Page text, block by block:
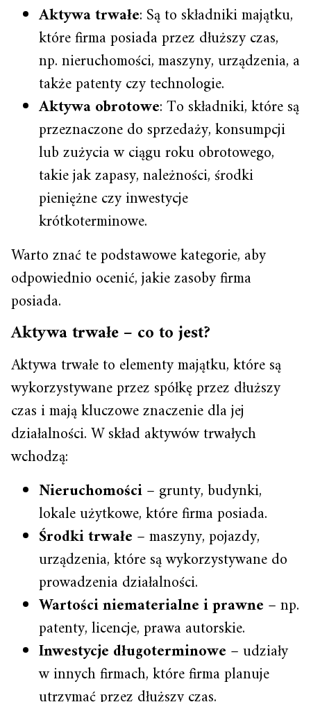
Aktywa trwałe: Są to składniki majątku,
które firma posiada przez dłuższy czas,
np. nieruchomości, maszyny, urządzenia, a
także patenty czy technologie.
Aktywa obrotowe: To składniki, które są
przeznaczone do sprzedaży, konsumpcji
lub zużycia w ciągu roku obrotowego,
takie jak zapasy, należności, środki
pieniężne czy inwestycje
krótkoterminowe.
Warto znać te podstawowe kategorie, aby
odpowiednio ocenić, jakie zasoby firma
posiada.
Aktywa trwałe – co to jest?
Aktywa trwałe to elementy majątku, które są
wykorzystywane przez spółkę przez dłuższy
czas i mają kluczowe znaczenie dla jej
działalności. W skład aktywów trwałych
wchodzą:
Nieruchomości– grunty, budynki,
lokale użytkowe, które firma posiada.
Środki trwałe – maszyny, pojazdy,
urządzenia, które są wykorzystywane do
prowadzenia działalności.
Wartości niematerialne i prawne – np.
patenty, licencje, prawa autorskie.
Inwestycje długoterminowe – udziały
w innych firmach, które firma planuje